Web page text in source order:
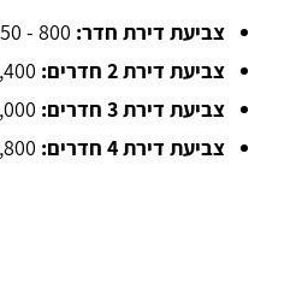
צביעת דירת חדר: 800 - 1,150 ש"ח.
צביעת דירת 2 חדרים:
צביעת דירת 3 חדרים:
צביעת דירת 4 חדרים:
3,800 -